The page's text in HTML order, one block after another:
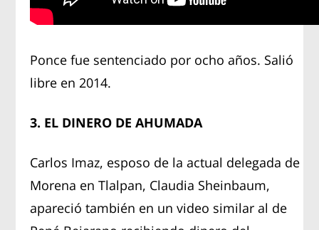
Ponce fue sentenciado por ocho años. Salió
libre en 2014.
3. EL DINERO DE AHUMADA
Carlos Imaz, esposo de la actual delegada de
Morena en Tlalpan, Claudia Sheinbaum,
apareció también en un video similar al de